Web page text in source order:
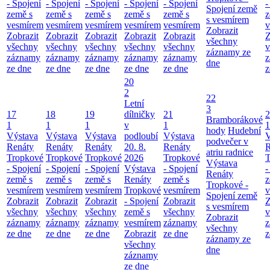
- Spojení
země s
vesmírem
Zobrazit
všechny
záznamy
ze dne
- Spojení
země s
vesmírem
Zobrazit
všechny
záznamy
ze dne
- Spojení
země s
vesmírem
Zobrazit
všechny
záznamy
ze dne
- Spojení
země s
vesmírem
Zobrazit
všechny
záznamy
ze dne
- Spojení
země s
vesmírem
Zobrazit
všechny
záznamy
ze dne
Spojení země
s vesmírem
Zobrazit
všechny
záznamy ze
dne
-
17
1
Výstava
Renáty
Tropkové
- Spojení
země s
vesmírem
Zobrazit
všechny
záznamy
ze dne
18
1
Výstava
Renáty
Tropkové
- Spojení
země s
vesmírem
Zobrazit
všechny
záznamy
ze dne
19
1
Výstava
Renáty
Tropkové
- Spojení
země s
vesmírem
Zobrazit
všechny
záznamy
ze dne
20
2
Letní
dílničky
v
podloubí
20. 8.
2026
Výstava
Renáty
Tropkové
- Spojení
země s
vesmírem
Zobrazit
všechny
záznamy
ze dne
21
1
Výstava
Renáty
Tropkové
- Spojení
země s
vesmírem
Zobrazit
všechny
záznamy
ze dne
22
3
Bramborákové
hody Hudební
podvečer v
atriu radnice
Výstava
Renáty
Tropkové -
Spojení země
s vesmírem
Zobrazit
všechny
záznamy ze
dne
1
-